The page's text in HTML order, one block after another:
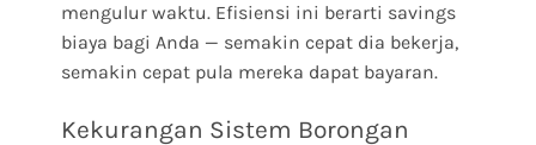
mengulur waktu. Efisiensi ini berarti savings
biaya bagi Anda — semakin cepat dia bekerja,
semakin cepat pula mereka dapat bayaran.
Kekurangan Sistem Borongan